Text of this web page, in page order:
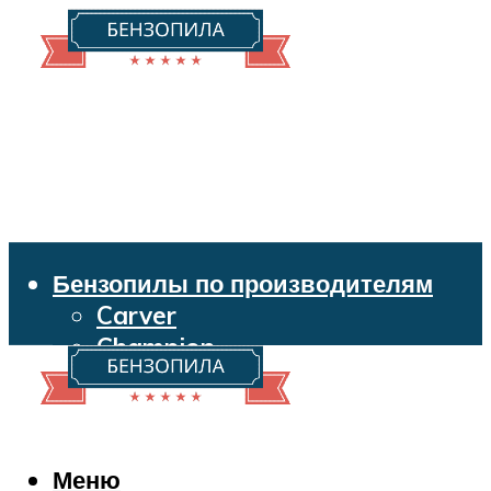
Бензопилы по производителям
Carver
Champion
Echo
Husqvarna
Makita
Меню